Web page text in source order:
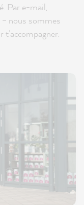
Par e-mail,
nous sommes